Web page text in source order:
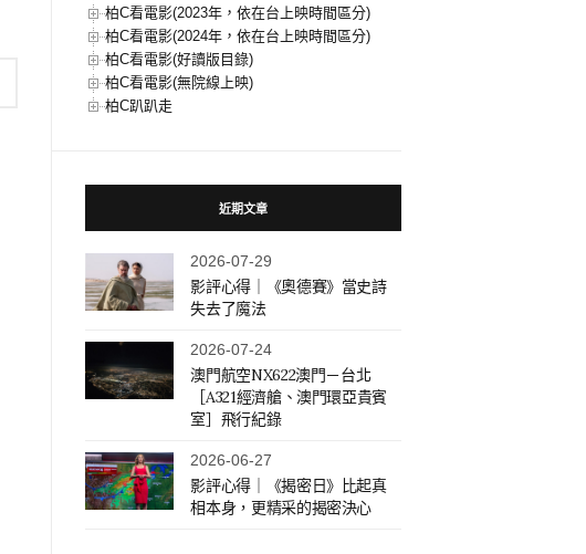
柏C看電影(2023年，依在台上映時間區分)
柏C看電影(2024年，依在台上映時間區分)
柏C看電影(好讀版目錄)
柏C看電影(無院線上映)
柏C趴趴走
近期文章
2026-07-29
影評心得｜《奧德賽》當史詩
失去了魔法
2026-07-24
澳門航空NX622澳門－台北
［A321經濟艙、澳門環亞貴賓
室］飛行紀錄
2026-06-27
影評心得｜《揭密日》比起真
相本身，更精采的揭密決心